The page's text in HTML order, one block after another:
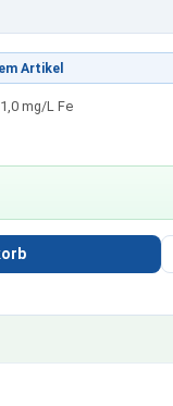
Artikel
1,0 mg/L Fe